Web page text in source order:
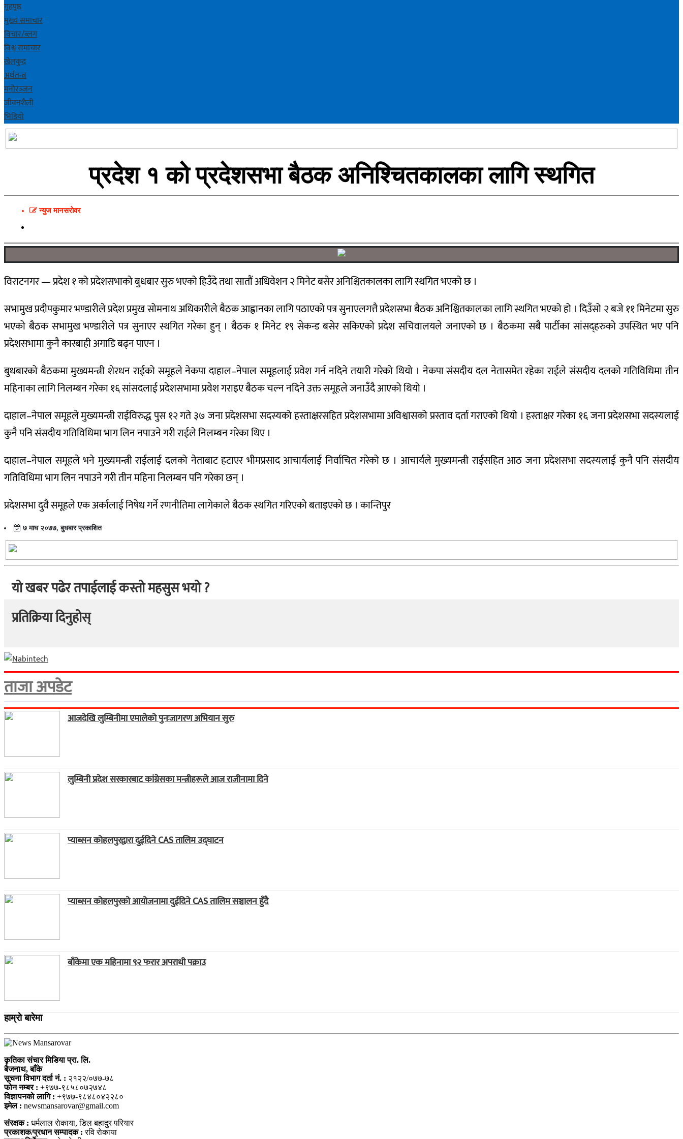
गृहपृष्ठ
मुख्य समाचार
विचार/ब्लग
विश्व समाचार
खेलकुद
अर्थतन्त्र
मनोरञ्‍जन
जीवनशैली
भिडियाे
प्रदेश १ को प्रदेशसभा बैठक अनिश्‍चितकालका लागि स्थगित
न्युज मानसराेवर
विराटनगर — प्रदेश १ को प्रदेशसभाको बुधबार सुरु भएको हिउँदे तथा सातौं अधिवेशन २ मिनेट बसेर अनिश्चितकालका लागि स्थगित भएको छ ।
सभामुख प्रदीपकुमार भण्डारीले प्रदेश प्रमुख सोमनाथ अधिकारीले बैठक आह्वानका लागि पठाएको पत्र सुनाएलगत्तै प्रदेशसभा बैठक अनिश्चितकालका लागि स्थगित भएको हो । दिउँसो २ बजे ११ मिनेटमा सुरु
भएको बैठक सभामुख भण्डारीले पत्र सुनाएर स्थगित गरेका हुन् । बैठक १ मिनेट १९ सेकन्ड बसेर सकिएको प्रदेश सचिवालयले जनाएको छ । बैठकमा सबै पार्टीका सांसद्हरुको उपस्थित भए पनि
प्रदेशसभामा कुनै कारबाही अगाडि बढ्न पाएन ।
बुधबारको बैठकमा मुख्यमन्त्री शेरधन राईको समूहले नेकपा दाहाल–नेपाल समूहलाई प्रवेश गर्न नदिने तयारी गरेको थियो । नेकपा संसदीय दल नेतासमेत रहेका राईले संसदीय दलको गतिविधिमा तीन
महिनाका लागि निलम्बन गरेका १६ सांसदलाई प्रदेशसभामा प्रवेश गराइए बैठक चल्न नदिने उक्त समूहले जनाउँदै आएको थियो ।
दाहाल–नेपाल समूहले मुख्यमन्त्री राईविरुद्ध पुस १२ गते ३७ जना प्रदेशसभा सदस्यको हस्ताक्षरसहित प्रदेशसभामा अविश्वासको प्रस्ताव दर्ता गराएको थियो । हस्ताक्षर गरेका १६ जना प्रदेशसभा सदस्यलाई
कुनै पनि संसदीय गतिविधिमा भाग लिन नपाउने गरी राईले निलम्बन गरेका थिए ।
दाहाल–नेपाल समूहले भने मुख्यमन्त्री राईलाई दलको नेताबाट हटाएर भीमप्रसाद आचार्यलाई निर्वाचित गरेको छ । आचार्यले मुख्यमन्त्री राईसहित आठ जना प्रदेशसभा सदस्यलाई कुनै पनि संसदीय
गतिविधिमा भाग लिन नपाउने गरी तीन महिना निलम्बन पनि गरेका छन् ।
प्रदेशसभा दुवै समूहले एक अर्कालाई निषेध गर्ने रणनीतिमा लागेकाले बैठक स्थगित गरिएको बताइएको छ । कान्तिपुर
७ माघ २०७७, बुधबार प्रकाशित
यो खबर पढेर तपाईलाई कस्तो महसुस भयो ?
प्रतिक्रिया दिनुहोस्
ताजा अपडेट
आजदेखि लुम्बिनीमा एमालेको पुनःजागरण अभियान सुरु
लुम्बिनी प्रदेश सरकारबाट कांग्रेसका मन्त्रीहरूले आज राजीनामा दिने
प्याब्सन कोहलपुरद्वारा दुईदिने CAS तालिम उद्घाटन
प्याब्सन कोहलपुरको आयोजनामा दुईदिने CAS तालिम सञ्चालन हुँदै
बाँकेमा एक महिनामा ९२ फरार अपराधी पक्राउ
हाम्राे बारेमा
कृतिका संचार मिडिया प्रा. लि.
बैजनाथ, बाँके
सूचना विभाग दर्ता नं. : २१२२/०७७-७८
फोन नम्बर : +९७७-९८५८०७२७४८
विज्ञापनकाे लागि : +९७७-९८४८०४२२८०
इमेल : newsmansarovar@gmail.com
संरक्षक : धर्मलाल राेकाया, डिल बहादुर परियार
प्रकाशक/प्रधान सम्पादक : रवि राेकाया